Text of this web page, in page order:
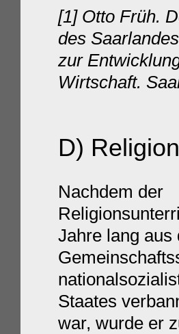
[1] Otto Früh.
des
zur
Wirtschaft.
D)
Nachdem der
Jahre lang aus
Staates ver
war, wurde er